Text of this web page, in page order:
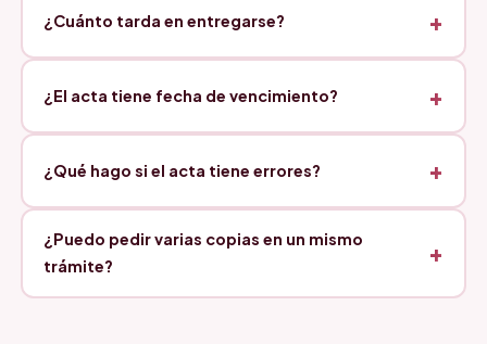
¿Cuánto tarda en entregarse?
¿El acta tiene fecha de vencimiento?
¿Qué hago si el acta tiene errores?
¿Puedo pedir varias copias en un mismo
trámite?